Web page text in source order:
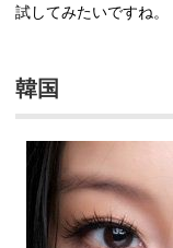
試してみたいですね。
韓国